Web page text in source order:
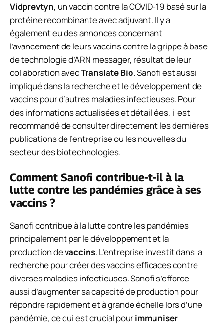
Vidprevtyn, un vaccin contre la COVID-19 basé sur la
protéine recombinante avec adjuvant. Il y a
également eu des annonces concernant
l’avancement de leurs vaccins contre la grippe à base
de technologie d’ARN messager, résultat de leur
collaboration avecTranslate Bio. Sanofi est aussi
impliqué dans la recherche et le développement de
vaccins pour d’autres maladies infectieuses. Pour
des informations actualisées et détaillées, il est
recommandé de consulter directement les dernières
publications de l’entreprise ou les nouvelles du
secteur des biotechnologies.
Comment Sanofi contribue-t-il à la
lutte contre les pandémies grâce à ses
vaccins ?
Sanofi contribue à la lutte contre les pandémies
principalement par le développement et la
production devaccins. L’entreprise investit dans la
recherche pour créer des vaccins efficaces contre
diverses maladies infectieuses. Sanofi s’efforce
aussi d’augmenter sa capacité de production pour
répondre rapidement et à grande échelle lors d’une
pandémie, ce qui est crucial pourimmuniser